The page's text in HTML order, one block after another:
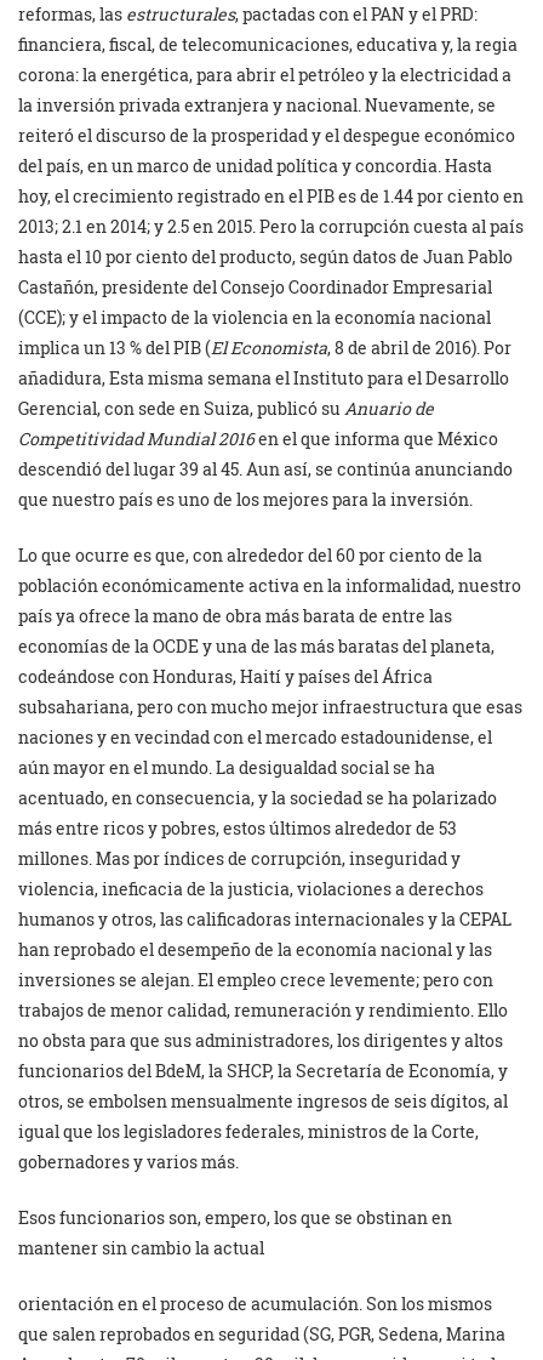
reformas, las estructurales, pactadas con el PAN y el PRD:
financiera, fiscal, de telecomunicaciones, educativa y, la regia
corona: la energética, para abrir el petróleo y la electricidad a
la inversión privada extranjera y nacional. Nuevamente, se
reiteró el discurso de la prosperidad y el despegue económico
del país, en un marco de unidad política y concordia. Hasta
hoy, el crecimiento registrado en el PIB es de 1.44 por ciento en
2013; 2.1 en 2014; y 2.5 en 2015. Pero la corrupción cuesta al país
hasta el 10 por ciento del producto, según datos de Juan Pablo
Castañón, presidente del Consejo Coordinador Empresarial
(CCE); y el impacto de la violencia en la economía nacional
implica un 13 % del PIB (El Economista, 8 de abril de 2016). Por
añadidura, Esta misma semana el Instituto para el Desarrollo
Gerencial, con sede en Suiza, publicó su Anuario de
Competitividad Mundial 2016en el que informa que México
descendió del lugar 39 al 45. Aun así, se continúa anunciando
que nuestro país es uno de los mejores para la inversión.
Lo que ocurre es que, con alrededor del 60 por ciento de la
población económicamente activa en la informalidad, nuestro
país ya ofrece la mano de obra más barata de entre las
economías de la OCDE y una de las más baratas del planeta,
codeándose con Honduras, Haití y países del África
subsahariana, pero con mucho mejor infraestructura que esas
naciones y en vecindad con el mercado estadounidense, el
aún mayor en el mundo. La desigualdad social se ha
acentuado, en consecuencia, y la sociedad se ha polarizado
más entre ricos y pobres, estos últimos alrededor de 53
millones. Mas por índices de corrupción, inseguridad y
violencia, ineficacia de la justicia, violaciones a derechos
humanos y otros, las calificadoras internacionales y la CEPAL
han reprobado el desempeño de la economía nacional y las
inversiones se alejan. El empleo crece levemente; pero con
trabajos de menor calidad, remuneración y rendimiento. Ello
no obsta para que sus administradores, los dirigentes y altos
funcionarios del BdeM, la SHCP, la Secretaría de Economía, y
otros, se embolsen mensualmente ingresos de seis dígitos, al
igual que los legisladores federales, ministros de la Corte,
gobernadores y varios más.
Esos funcionarios son, empero, los que se obstinan en
mantener sin cambio la actual
orientación en el proceso de acumulación. Son los mismos
que salen reprobados en seguridad (SG, PGR, Sedena, Marina